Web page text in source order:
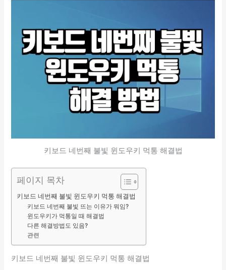
키보드 네번째 불빛 윈도우키 먹통 해결법
페이지 목차
키보드 네번째 불빛 윈도우키 먹통 해결법
키보드 네번째 불빛 뜨는 이유가 뭐임?
윈도우키가 먹통일 때 해결법
다른 해결방법도 있음?
관련
키보드 네번째 불빛 윈도우키 먹통 해결법